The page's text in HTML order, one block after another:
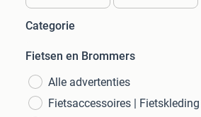
Categorie
Fietsen en Brommers
Alle advertenties
Fietsaccessoires | Fietskleding